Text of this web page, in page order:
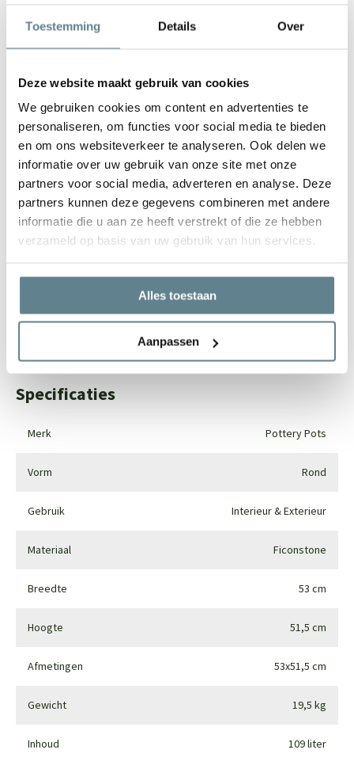
Toestemming Details Over
Deze website maakt gebruik van cookies
We gebruiken cookies om content en advertenties te
personaliseren, om functies voor social media te bieden
en om ons websiteverkeer te analyseren. Ook delen we
informatie over uw gebruik van onze site met onze
partners voor social media, adverteren en analyse. Deze
partners kunnen deze gegevens combineren met andere
informatie die u aan ze heeft verstrekt of die ze hebben
verzameld op basis van uw gebruik van hun services.
Alles toestaan
Aanpassen
vies geworden kun je deze het best schoonmaken met een zachte
borstel of doek en met lauw water. Gebruik
We staan voor je klaar
Wil je advies of heb je een vraag? Neem contact op met ons
Start chat
info@polyesterplantenbakken.nl
Whatsapp0344-228104
Specificaties
Merk Pottery Pots
Vorm Rond
Gebruik Interieur & Exterieur
Materiaal Ficonstone
Breedte 53 cm
Hoogte 51,5 cm
Afmetingen 53x51,5 cm
Gewicht 19,5 kg
Inhoud 109 liter